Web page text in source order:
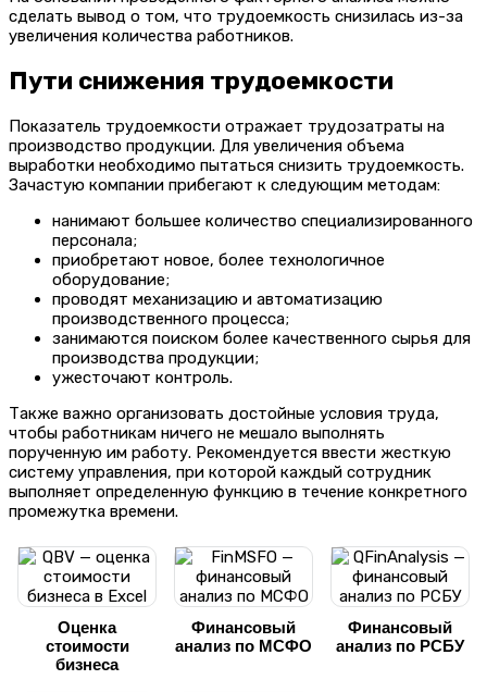
сделать вывод о том, что трудоемкость снизилась из-за
увеличения количества работников.
Пути снижения трудоемкости
Показатель трудоемкости отражает трудозатраты на
производство продукции. Для увеличения объема
выработки необходимо пытаться снизить трудоемкость.
Зачастую компании прибегают к следующим методам:
нанимают большее количество специализированного
персонала;
приобретают новое, более технологичное
оборудование;
проводят механизацию и автоматизацию
производственного процесса;
занимаются поиском более качественного сырья для
производства продукции;
ужесточают контроль.
Также важно организовать достойные условия труда,
чтобы работникам ничего не мешало выполнять
порученную им работу. Рекомендуется ввести жесткую
систему управления, при которой каждый сотрудник
выполняет определенную функцию в течение конкретного
промежутка времени.
Оценка
стоимости
бизнеса
Финансовый
анализ по МСФО
Финансовый
анализ по РСБУ